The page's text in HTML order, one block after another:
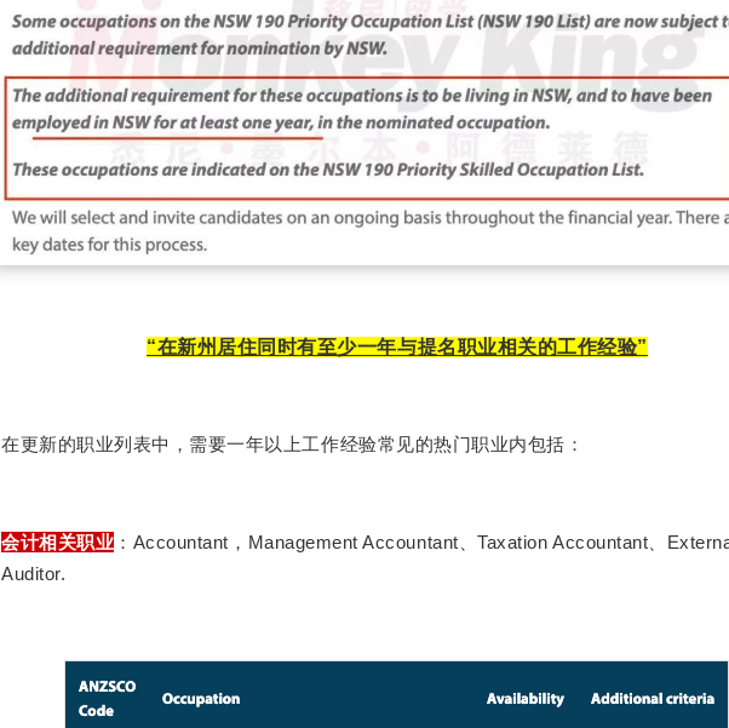
“在新州居住同时有至少一年与提名职业相关的工作经验”
在更新的职业列表中，需要一年以上工作经验常见的热门职业内包括：
会计相关职业 ：Accountant，Management Accountant、Taxation Accountant、
Auditor.